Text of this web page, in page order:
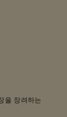
을 장려하는